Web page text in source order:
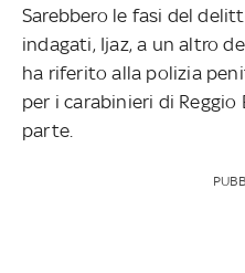
Sarebbero le fasi del
indagati, Ijaz, a un altro
ha riferito alla polizia
per i carabinieri di
parte.